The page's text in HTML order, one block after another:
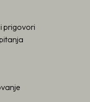
prigovori